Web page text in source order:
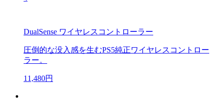
DualSense ワイヤレスコントローラー
圧倒的な没入感を生むPS5純正ワイヤレスコントロー
ラー。
11,480円